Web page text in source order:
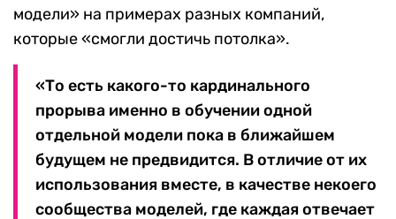
модели» на примерах разных компаний,
которые «смогли достичь потолка».
«То есть какого-то кардинального
прорыва именно в обучении одной
отдельной модели пока в ближайшем
будущем не предвидится. В отличие от их
использования вместе, в качестве некоего
сообщества моделей, где каждая отвечает